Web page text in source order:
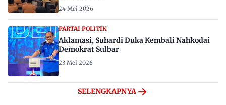
24 Mei 2026
PARTAI POLITIK
Aklamasi, Suhardi Duka Kembali Nahkodai
Demokrat Sulbar
23 Mei 2026
SELENGKAPNYA